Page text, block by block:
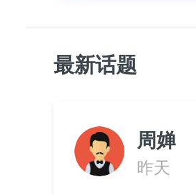
最新话题
周婵
昨天